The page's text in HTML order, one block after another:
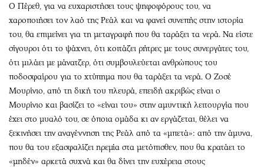
Ο Πέρεθ, για να ευχαριστήσει τους ψηφοφόρους του, να
χαροποιήσει τον λαό της Ρεάλ και να φανεί συνεπής στην ιστορία
του, θα επιμείνει για τη μεταγραφή που θα ταράξει τα νερά. Να είστε
σίγουροι ότι το ψάχνει, ότι κοιτάζει ρήτρες με τους συνεργάτες του,
ότι μιλάει με μάνατζερ, ότι συμβουλεύεται ανθρώπους του
ποδοσφαίρου για το χτύπημα που θα ταράξει τα νερά. Ο Ζοσέ
Μουρίνιο, από τη δική του πλευρά, επειδή ακριβώς είναι ο
Μουρίνιο και βασίζει το «είναι του» στην αμυντική λειτουργία που
έχει στο μυαλό του, σε όποια ομάδα κι αν εργάζεται, θέλει να
ξεκινήσει την αναγέννηση της Ρεάλ από τα «μπετά»: από την άμυνα,
που θα του εξασφαλίζει ηρεμία στα μετόπισθεν, που θα κρατάει το
«μηδέν» αρκετά συχνά και θα δίνει την ευχέρεια στους